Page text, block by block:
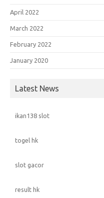
April 2022
March 2022
February 2022
January 2020
Latest News
ikan138 slot
togel hk
slot gacor
result hk